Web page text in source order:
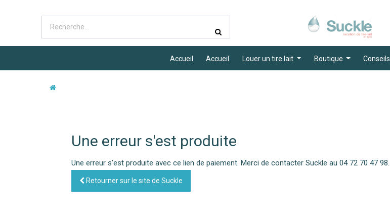
Accueil Accueil Louer un tire lait Boutique Conseils
Une erreur s'est produite
Une erreur s'est produite avec ce lien de paiement. Merci de contacter Suckle au 04 72 70 47 98.
Retourner sur le site de Suckle